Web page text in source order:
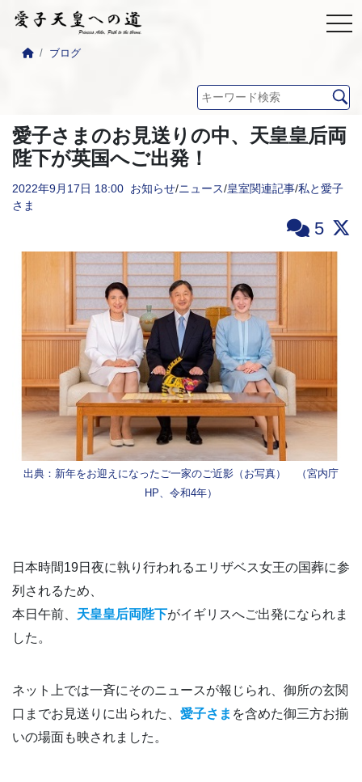
ブログ
愛子さまのお見送りの中、天皇皇后両
陛下が英国へご出発！
2022年9月17日 18:00 お知らせ/ニュース/皇室関連記事/私と愛子
さま
5
出典：新年をお迎えになったご一家のご近影（お写真） （宮内庁
HP、令和4年）
日本時間19日夜に執り行われるエリザベス女王の国葬に参
列されるため、
本日午前、 天皇皇后両陛下がイギリスへご出発になられま
した。
ネット上では一斉にそのニュースが報じられ、御所の玄関
口までお見送りに出られた、 愛子さま を含めた御三方お揃
いの場面も映されました。